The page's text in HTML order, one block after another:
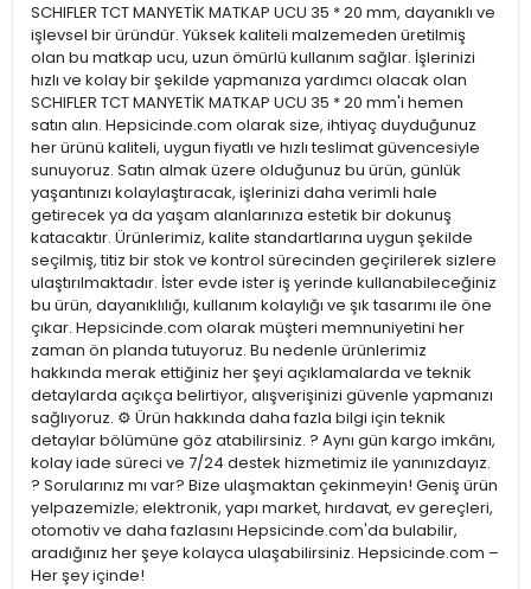
SCHIFLER TCT MANYETİK MATKAP UCU 35 * 20 mm, dayanıklı ve
işlevsel bir üründür. Yüksek kaliteli malzemeden üretilmiş
olan bu matkap ucu, uzun ömürlü kullanım sağlar. İşlerinizi
hızlı ve kolay bir şekilde yapmanıza yardımcı olacak olan
SCHIFLER TCT MANYETİK MATKAP UCU 35 * 20 mm'i hemen
satın alın. Hepsicinde.com olarak size, ihtiyaç duyduğunuz
her ürünü kaliteli, uygun fiyatlı ve hızlı teslimat güvencesiyle
sunuyoruz. Satın almak üzere olduğunuz bu ürün, günlük
yaşantınızı kolaylaştıracak, işlerinizi daha verimli hale
getirecek ya da yaşam alanlarınıza estetik bir dokunuş
katacaktır. Ürünlerimiz, kalite standartlarına uygun şekilde
seçilmiş, titiz bir stok ve kontrol sürecinden geçirilerek sizlere
ulaştırılmaktadır. İster evde ister iş yerinde kullanabileceğiniz
bu ürün, dayanıklılığı, kullanım kolaylığı ve şık tasarımı ile öne
çıkar. Hepsicinde.com olarak müşteri memnuniyetini her
zaman ön planda tutuyoruz. Bu nedenle ürünlerimiz
hakkında merak ettiğiniz her şeyi açıklamalarda ve teknik
detaylarda açıkça belirtiyor, alışverişinizi güvenle yapmanızı
sağlıyoruz. ⚙️ Ürün hakkında daha fazla bilgi için teknik
detaylar bölümüne göz atabilirsiniz. ? Aynı gün kargo imkânı,
kolay iade süreci ve 7/24 destek hizmetimiz ile yanınızdayız.
? Sorularınız mı var? Bize ulaşmaktan çekinmeyin! Geniş ürün
yelpazemizle; elektronik, yapı market, hırdavat, ev gereçleri,
otomotiv ve daha fazlasını Hepsicinde.com'da bulabilir,
aradığınız her şeye kolayca ulaşabilirsiniz. Hepsicinde.com –
Her şey içinde!